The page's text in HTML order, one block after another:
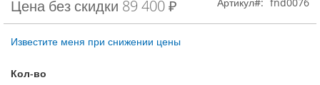
Цена без скидки 89 400 ₽
Известите меня при снижении цены
Кол-во